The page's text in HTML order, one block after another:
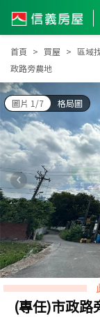
首頁 買屋 區域
政路旁農地
圖片 1/7 格局圖
(專任)市政路